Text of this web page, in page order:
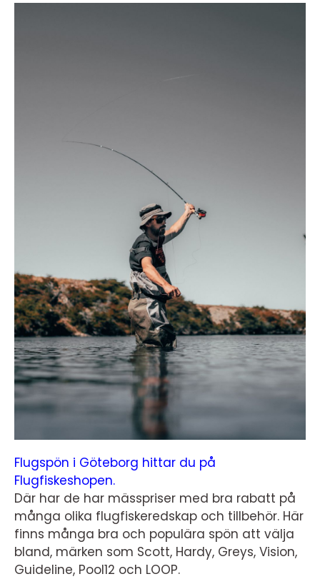
Flugspön i Göteborg hittar du på
Flugfiskeshopen.
Där har de har mässpriser med bra rabatt på
många olika flugfiskeredskap och tillbehör. Här
finns många bra och populära spön att välja
bland, märken som Scott, Hardy, Greys, Vision,
Guideline, Pool12 och LOOP.